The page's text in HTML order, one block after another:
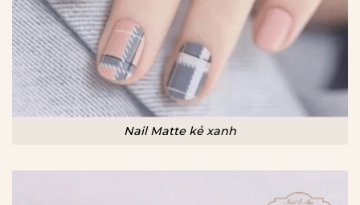
Nail Matte kẻ xanh